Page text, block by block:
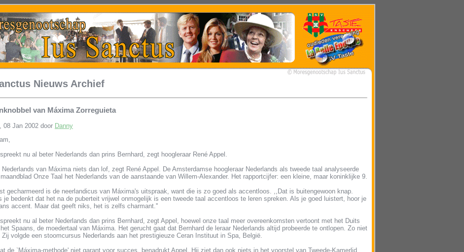
Nieuws Archief
van Máxima Zorreguieta
08 Jan 2002 door Danny
nu al beter Nederlands dan prins Bernhard, zegt hoogleraar René Appel.
Nederlands van Máxima niets dan lof, zegt René Appel. De Amsterdamse hoogleraar Nederlands als tweede taal analyseerde
Onze Taal het Nederlands van de aanstaande van Willem-Alexander. Het rapportcijfer: een kleine, maar koninklijke 9.
gecharmeerd is de neerlandicus van Máxima's uitspraak, want die is zo goed als accentloos. ,,Dat is buitengewoon knap.
je bedenkt dat het na de puberteit vrijwel onmogelijk is een tweede taal accentloos te leren spreken. Als je goed luistert, hoor je
accent. Maar dat geeft niks, het is zelfs charmant.''
nu al beter Nederlands dan prins Bernhard, zegt Appel, hoewel onze taal meer overeenkomsten vertoont met het Duits
Spaans, de moedertaal van Máxima. Het gerucht gaat dat Bernhard de leraar Nederlands altijd probeerde te ontlopen. Zo niet
Zij volgde een stoomcursus Nederlands aan het prestigieuze Ceran Instituut in Spa, België.
de `Máxima-methode' niet garant voor succes, benadrukt Appel. Hij ziet dan ook niets in het voorstel van Tweede-Kamerlid